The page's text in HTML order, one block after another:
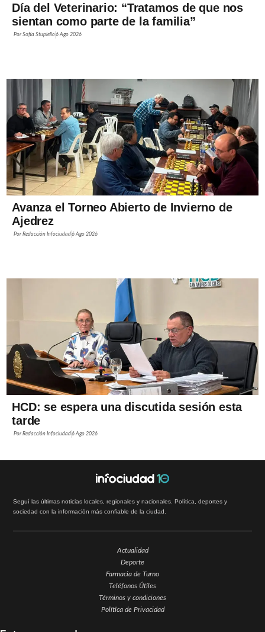
Día del Veterinario: “Tratamos de que nos
sientan como parte de la familia”
PorSofía Stupiello6 Ago 2026
Avanza el Torneo Abierto de Invierno de
Ajedrez
PorRedacción Infociudad6 Ago 2026
HCD: se espera una discutida sesión esta
tarde
PorRedacción Infociudad6 Ago 2026
Seguí las últimas noticias locales, regionales y nacionales. Política, deportes y
sociedad con la información más confiable de la ciudad.
Actualidad
Deporte
Farmacia de Turno
Teléfonos Útiles
Términos y condiciones
Política de Privacidad